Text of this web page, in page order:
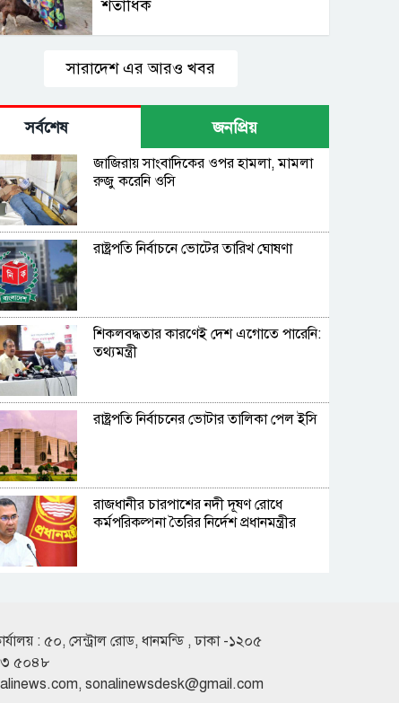
শতাধিক
সারাদেশ এর আরও খবর
সর্বশেষ জনপ্রিয়
জাজিরায় সাংবাদিকের ওপর হামলা, মামলা
রুজু করেনি ওসি
রাষ্ট্রপতি নির্বাচনে ভোটের তারিখ ঘোষণা
শিকলবদ্ধতার কারণেই দেশ এগোতে পারেনি:
তথ্যমন্ত্রী
রাষ্ট্রপতি নির্বাচনের ভোটার তালিকা পেল ইসি
রাজধানীর চারপাশের নদী দূষণ রোধে
কর্মপরিকল্পনা তৈরির নির্দেশ প্রধানমন্ত্রীর
কারখানা বন্ধ এস আলম কোল্ড রোলড
স্টিলসের, বিনিয়োগকারীদের সতর্কবার্তা
: ৫০, সেন্ট্রাল রোড, ধানমন্ডি , ঢাকা -১২০৫
৫০৪৮
, sonalinewsdesk@gmail.com